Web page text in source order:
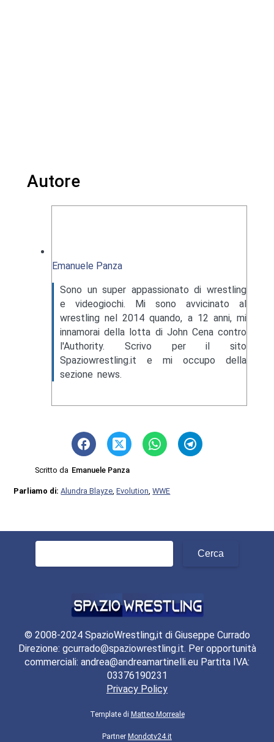
Autore
Emanuele Panza
Sono un super appassionato di wrestling
e videogiochi. Mi sono avvicinato al
wrestling nel 2014 quando, a 12 anni, mi
innamorai della lotta di John Cena contro
l'Authority. Scrivo per il sito
Spaziowrestling.it e mi occupo della
sezione news.
Scritto da Emanuele Panza
Parliamo di:Alundra Blayze ,Evolution ,WWE
© 2008-2024 SpazioWrestling,it di Giuseppe Currado
Direzione: gcurrado@spaziowrestling.it. Per opportunità
commerciali: andrea@andreamartinelli.eu Partita IVA:
03376190231
Privacy Policy
Template di Matteo Morreale
Partner Mondotv24.it